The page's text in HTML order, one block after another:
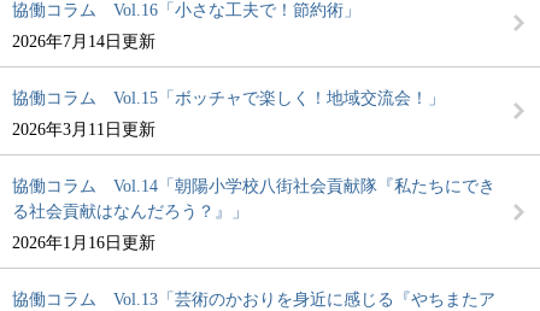
協働コラム Vol.16「小さな工夫で！節約術」
2026年7月14日更新
協働コラム Vol.15「ボッチャで楽しく！地域交流会！」
2026年3月11日更新
協働コラム Vol.14「朝陽小学校八街社会貢献隊『私たちにでき
る社会貢献はなんだろう？』」
2026年1月16日更新
協働コラム Vol.13「芸術のかおりを身近に感じる『やちまたア